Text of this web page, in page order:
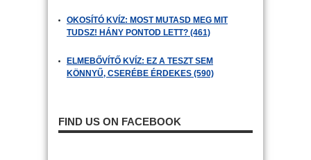
OKOSÍTÓ KVÍZ: MOST MUTASD MEG MIT
TUDSZ! HÁNY PONTOD LETT? (461)
ELMEBŐVÍTŐ KVÍZ: EZ A TESZT SEM
KÖNNYŰ, CSERÉBE ÉRDEKES (590)
FIND US ON FACEBOOK